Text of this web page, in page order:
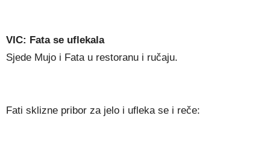
VIC: Fata se uflekala
Sjede Mujo i Fata u restoranu i ručaju.
Fati sklizne pribor za jelo i ufleka se i reče: